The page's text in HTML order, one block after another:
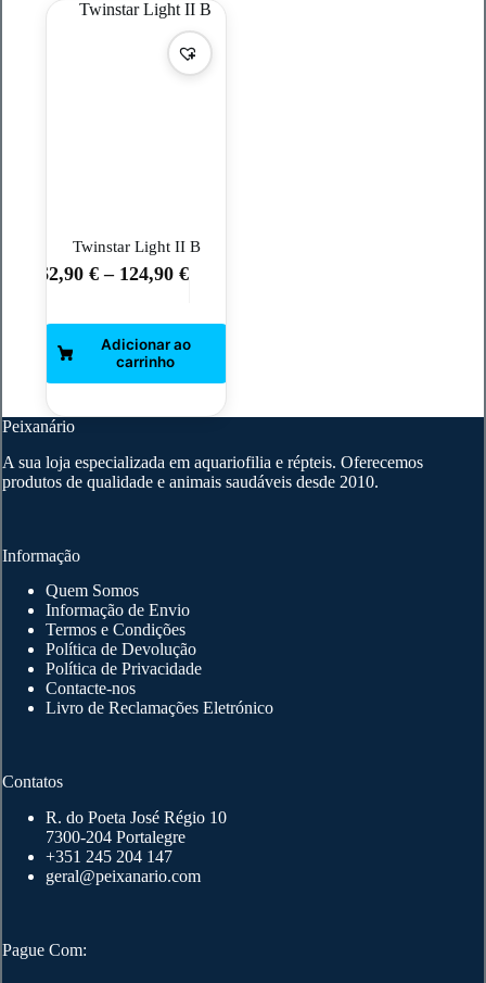
Twinstar Light II B
62,90 € – 124,90 €
This
variants.
The
on
the
Peixanário
A sua loja especializada em aquariofilia e répteis. Oferecemos
produtos de qualidade e animais saudáveis desde 2010.
Informação
Quem Somos
Informação de Envio
Termos e Condições
Política de Devolução
Política de Privacidade
Contacte-nos
Livro de Reclamações Eletrónico
Contatos
R. do Poeta José Régio 10
7300-204 Portalegre
+351 245 204 147
geral@peixanario.com
Pague Com: